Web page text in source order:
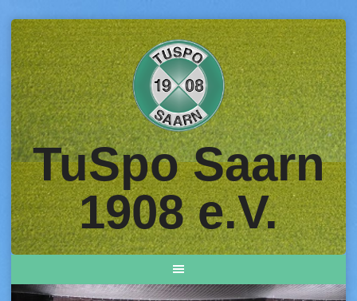
Skip
to
content
TuSpo Saarn
1908 e.V.